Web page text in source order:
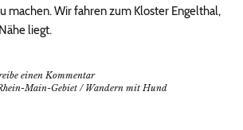
machen. Wir fahren zum Kloster Engelthal,
liegt.
einen Kommentar
Main-Gebiet / Wandern mit Hund